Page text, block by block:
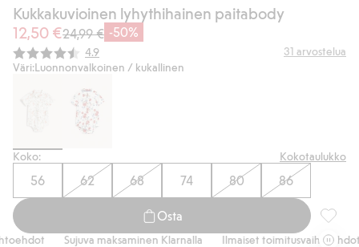
Kukkakuvioinen lyhythihainen paitabody
12,50 €24,99 € -50%
Keskimääräinen luokitus:
4.9 31 arvostelua
Väri:Luonnonvalkoinen / kukallinen
Koko: Kokotaulukko
56 62 68 74 80 86
Osta
Sujuva maksaminen Klarnalla
Ilmaiset toimitusvaihtoehdot